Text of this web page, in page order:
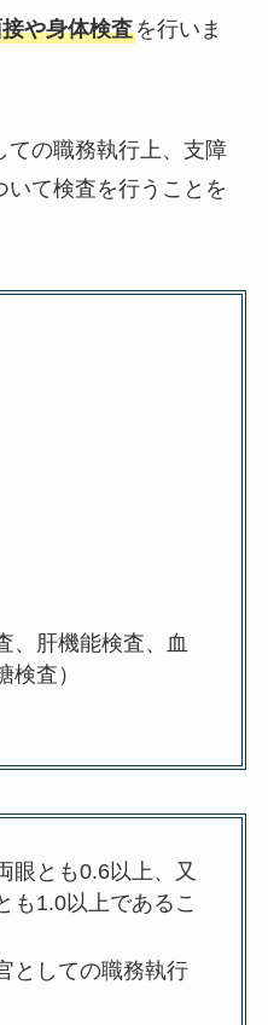
や身体検査を行いま
ての職務執行上、支障
て検査を行うことを
、肝機能検査、血
検査）
眼とも0.6以上、又
も1.0以上であるこ
としての職務執行